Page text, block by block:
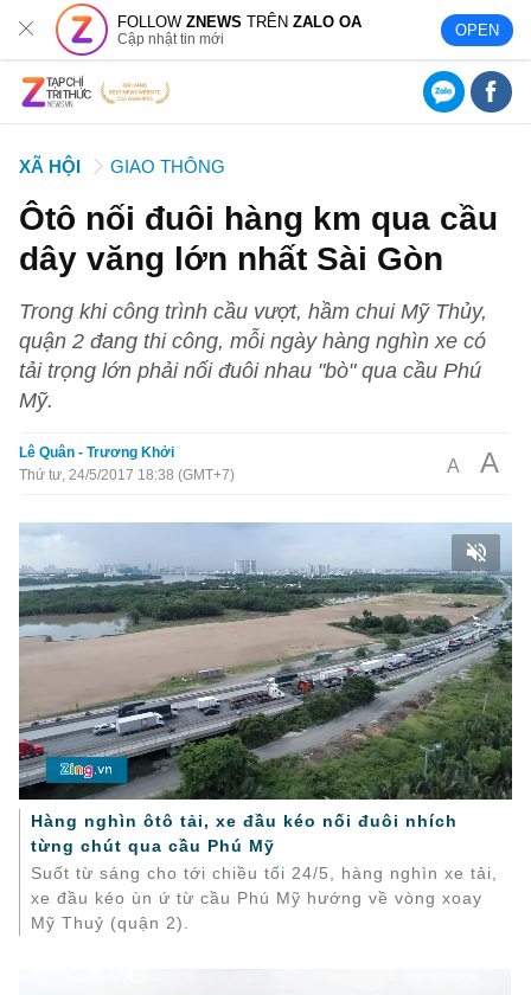
FOLLOWZNEWS TRÊNZALO OA
Cập nhật tin mới OPEN
XÃ HỘI GIAO THÔNG
Ôtô nối đuôi hàng km qua cầu
dây văng lớn nhất Sài Gòn
Trong khi công trình cầu vượt, hầm chui Mỹ Thủy,
quận 2 đang thi công, mỗi ngày hàng nghìn xe có
tải trọng lớn phải nối đuôi nhau "bò" qua cầu Phú
Mỹ.
Lê Quân - Trương Khởi
Thứ tư, 24/5/2017 18:38 (GMT+7)
A A
Hàng nghìn ôtô tải, xe đầu kéo nối đuôi nhích
từng chút qua cầu Phú Mỹ
Suốt từ sáng cho tới chiều tối 24/5, hàng nghìn xe tải,
xe đầu kéo ùn ứ từ cầu Phú Mỹ hướng về vòng xoay
Mỹ Thuỷ (quận 2).